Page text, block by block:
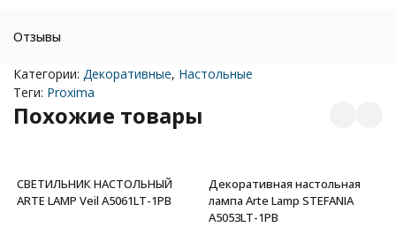
Отзывы
Категории: Декоративные, Настольные
Теги: Proxima
Похожие товары
СВЕТИЛЬНИК НАСТОЛЬНЫЙ
ARTE LAMP Veil A5061LT-1PB
Декоративная настольная
лампа Arte Lamp STEFANIA
A5053LT-1PB